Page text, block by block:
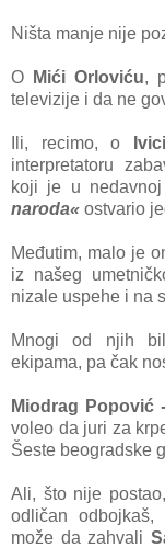
Ništa manje nije
O Mići Orloviću,
televizije i da ne
Ili, recimo, o
interpretatoru
koji je u
naroda« ostvario
Međutim, malo je
iz našeg
nizale uspehe i na
Mnogi od njih
ekipama, pa čak
Miodrag Popović
voleo da juri za
Šeste beogradske
Ali, što nije
odličan
može da zahvali